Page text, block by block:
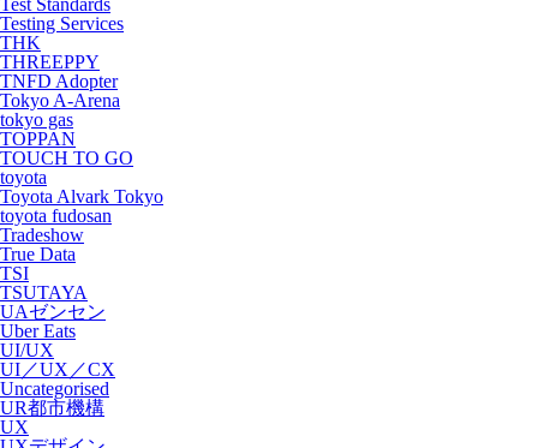
Test Standards
Testing Services
THK
THREEPPY
TNFD Adopter
Tokyo A-Arena
tokyo gas
TOPPAN
TOUCH TO GO
toyota
Toyota Alvark Tokyo
toyota fudosan
Tradeshow
True Data
TSI
TSUTAYA
UAゼンセン
Uber Eats
UI/UX
UI／UX／CX
Uncategorised
UR都市機構
UX